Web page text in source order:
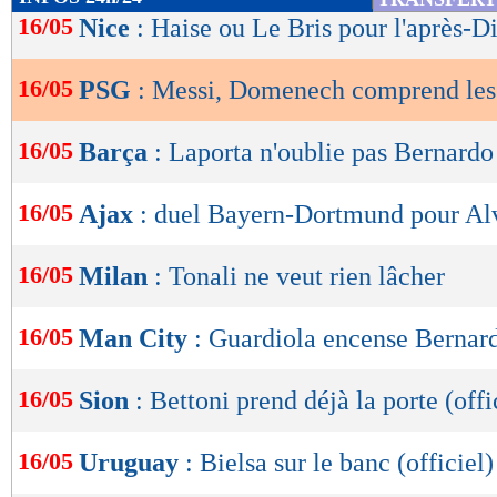
de
OK
16/05 Nice : Haise ou Le Bris pour l'après-
16/05 PSG : Messi, Domenech comprend
16/05 Barça : Laporta n'oublie pas
16/05 Ajax : duel Bayern-Dortmund pour
16/05 Milan : Tonali ne veut rien lâcher
16/05 Man City : Guardiola encense
16/05 Sion : Bettoni prend déjà la porte
16/05 Uruguay : Bielsa sur le banc (officiel)